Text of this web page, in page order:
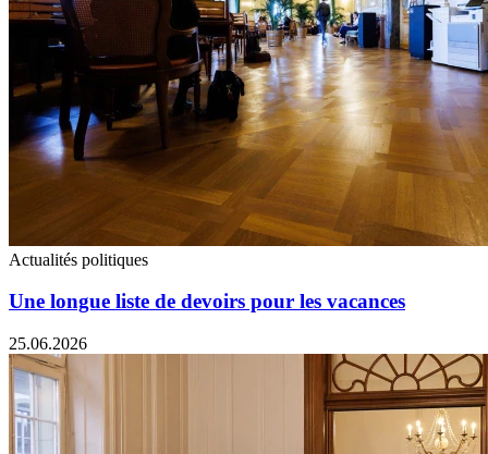
Actualités politiques
Une longue liste de devoirs pour les vacances
25.06.2026